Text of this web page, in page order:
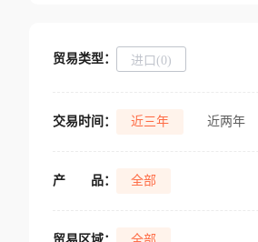
贸易类型： 进口(0)
交易时间： 近三年 近两年
产 品： 全部